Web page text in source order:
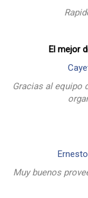
El mejor
Gracias al equipo
Muy buenos